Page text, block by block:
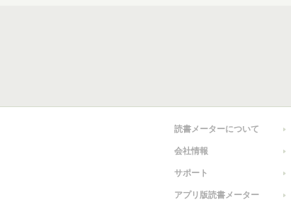
読書メーターについて
会社情報
サポート
アプリ版読書メーター